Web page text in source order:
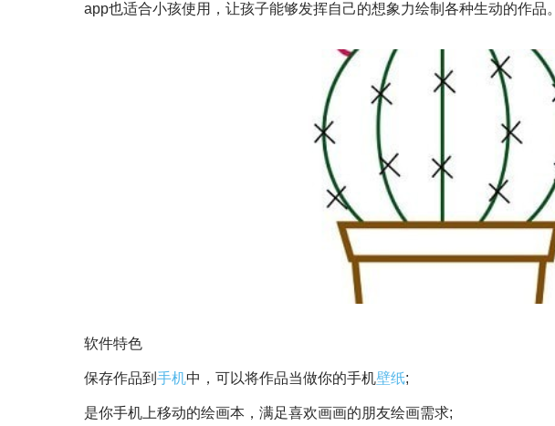
app也适合小孩使用，让孩子能够发挥自己的想象力绘制各种生动的作品。
软件特色
保存作品到 手机中，可以将作品当做你的手机壁纸;
是你手机上移动的绘画本，满足喜欢画画的朋友绘画需求;